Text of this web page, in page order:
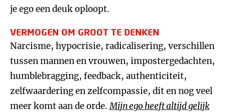
je ego een deuk oploopt.
VERMOGEN OM GROOT TE DENKEN
Narcisme, hypocrisie, radicalisering, verschillen
tussen mannen en vrouwen, impostergedachten,
humblebragging, feedback, authenticiteit,
zelfwaardering en zelfcompassie, dit en nog veel
meer komt aan de orde.Mijn ego heeft altijd gelijk